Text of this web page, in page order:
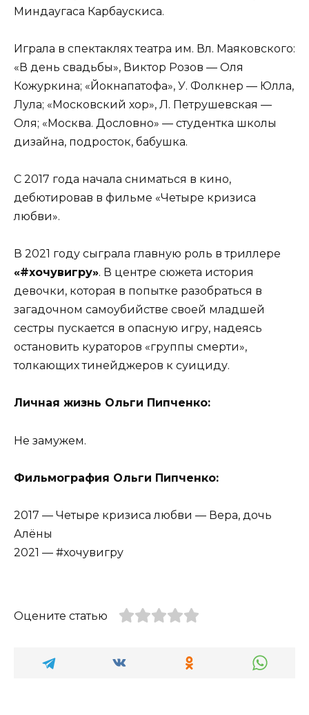
Миндаугаса Карбаускиса.
Играла в спектаклях театра им. Вл. Маяковского:
«В день свадьбы», Виктор Розов — Оля
Кожуркина; «Йокнапатофа», У. Фолкнер — Юлла,
Лула; «Московский хор», Л. Петрушевская —
Оля; «Москва. Дословно» — студентка школы
дизайна, подросток, бабушка.
С 2017 года начала сниматься в кино,
дебютировав в фильме «Четыре кризиса
любви».
В 2021 году сыграла главную роль в триллере
«#хочувигру». В центре сюжета история
девочки, которая в попытке разобраться в
загадочном самоубийстве своей младшей
сестры пускается в опасную игру, надеясь
остановить кураторов «группы смерти»,
толкающих тинейджеров к суициду.
Личная жизнь Ольги Пипченко:
Не замужем.
Фильмография Ольги Пипченко:
2017 — Четыре кризиса любви — Вера, дочь
Алёны
2021 — #хочувигру
Оцените статью